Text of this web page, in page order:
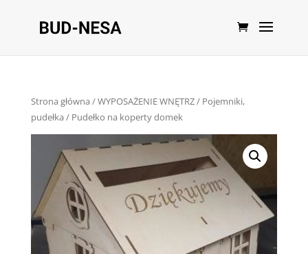
Strona główna /WYPOSAŻENIE WNĘTRZ/ Pojemniki,
pudełka / Pudełko na koperty domek